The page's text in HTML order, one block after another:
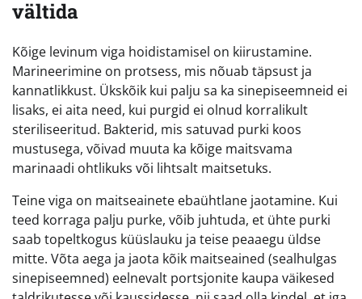
vältida
Kõige levinum viga hoidistamisel on kiirustamine.
Marineerimine on protsess, mis nõuab täpsust ja
kannatlikkust. Ükskõik kui palju sa ka sinepiseemneid ei
lisaks, ei aita need, kui purgid ei olnud korralikult
steriliseeritud. Bakterid, mis satuvad purki koos
mustusega, võivad muuta ka kõige maitsvama
marinaadi ohtlikuks või lihtsalt maitsetuks.
Teine viga on maitseainete ebaühtlane jaotamine. Kui
teed korraga palju purke, võib juhtuda, et ühte purki
saab topeltkogus küüslauku ja teise peaaegu üldse
mitte. Võta aega ja jaota kõik maitseained (sealhulgas
sinepiseemned) eelnevalt portsjonite kaupa väikesed